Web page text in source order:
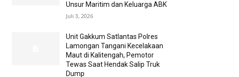
Unsur Maritim dan Keluarga ABK
Juli 3, 2026
Unit Gakkum Satlantas Polres
Lamongan Tangani Kecelakaan
Maut di Kalitengah, Pemotor
Tewas Saat Hendak Salip Truk
Dump